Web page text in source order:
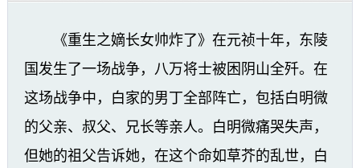
《重生之嫡长女帅炸了》在元祯十年，东陵
国发生了一场战争，八万将士被困阴山全歼。在
这场战争中，白家的男丁全部阵亡，包括白明微
的父亲、叔父、兄长等亲人。白明微痛哭失声，
但她的祖父告诉她，在这个命如草芥的乱世，白